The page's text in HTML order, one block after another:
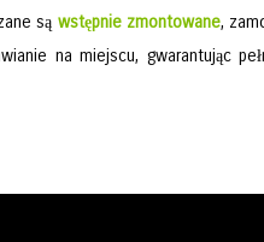
są wstępnie zmontowane,
na miejscu, gwarantując